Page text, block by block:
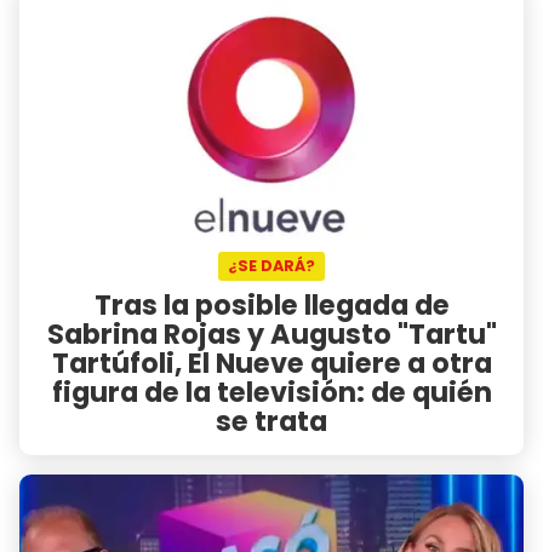
¿SE DARÁ?
Tras la posible llegada de
Sabrina Rojas y Augusto "Tartu"
Tartúfoli, El Nueve quiere a otra
figura de la televisión: de quién
se trata